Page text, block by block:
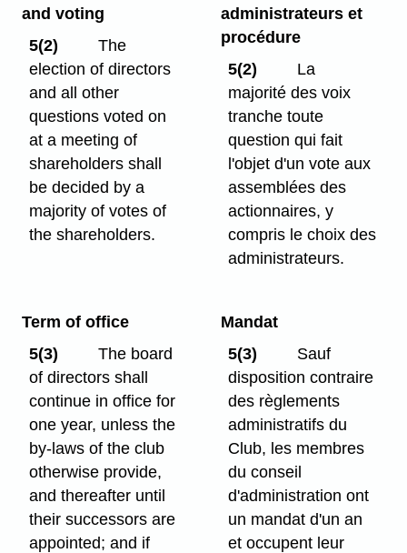
and voting
5(2)
The
election of directors
and all other
questions voted on
at a meeting of
shareholders shall
be decided by a
majority of votes of
the shareholders.
administrateurs et
procédure
5(2)
La
majorité des voix
tranche toute
question qui fait
l'objet d'un vote aux
assemblées des
actionnaires, y
compris le choix des
administrateurs.
Term of office
5(3)
The board
of directors shall
continue in office for
one year, unless the
by-laws of the club
otherwise provide,
and thereafter until
their successors are
appointed; and if
Mandat
5(3)
Sauf
disposition contraire
des règlements
administratifs du
Club, les membres
du conseil
d'administration ont
un mandat d'un an
et occupent leur